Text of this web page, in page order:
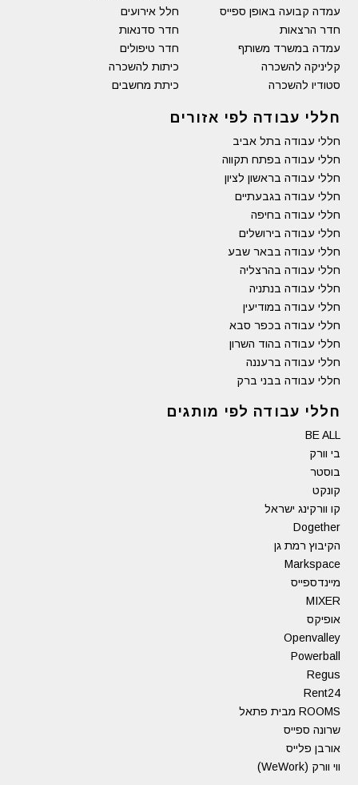
עמדה קבועה באופן ספייס
חלל אירועים
חדר הרצאות
חדר סדנאות
עמדה במשרד משותף
חדר טיפולים
קליניקה להשכרה
כיתות להשכרה
סטודיו להשכרה
כיתת מחשבים
חללי עבודה לפי אזורים
חללי עבודה בתל אביב
חללי עבודה בפתח תקווה
חללי עבודה בראשון לציון
חללי עבודה בגבעתיים
חללי עבודה בחיפה
חללי עבודה בירושלים
חללי עבודה בבאר שבע
חללי עבודה בהרצליה
חללי עבודה בנתניה
חללי עבודה במודיעין
חללי עבודה בכפר סבא
חללי עבודה בהוד השרון
חללי עבודה ברעננה
חללי עבודה בבני ברק
חללי עבודה לפי מותגים
BE ALL
בי וורק
בוסטר
קונקט
קו וורקינג ישראל
Dogether
הקיבוץ רמת גן
Markspace
מיינדספייס
MIXER
אופיקס
Openvalley
Powerball
Regus
Rent24
ROOMS מבית פתאל
שרונה ספייס
אורבן פלייס
ווי וורק (WeWork)